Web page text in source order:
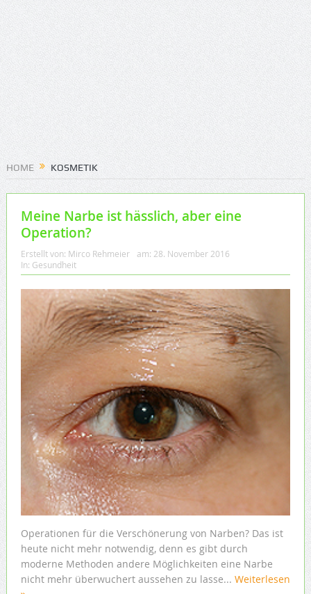
HOME KOSMETIK
Meine Narbe ist hässlich, aber eine
Operation?
Erstellt von: Mirco Rehmeier am: 28. November 2016
In: Gesundheit
Operationen für die Verschönerung von Narben? Das ist
heute nicht mehr notwendig, denn es gibt durch
moderne Methoden andere Möglichkeiten eine Narbe
nicht mehr überwuchert aussehen zu lasse... Weiterlesen